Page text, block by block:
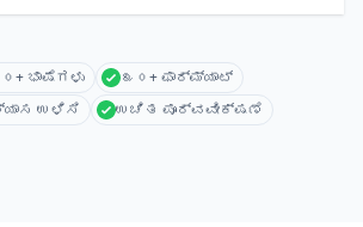
ಭಾಷೆಗಳು
೩೦+ ಫಾರ್ಮ್ಯಾಟ್
ಉಳಿಸಿ
ಉಚಿತ ಪೂರ್ವವೀಕ್ಷಣೆ